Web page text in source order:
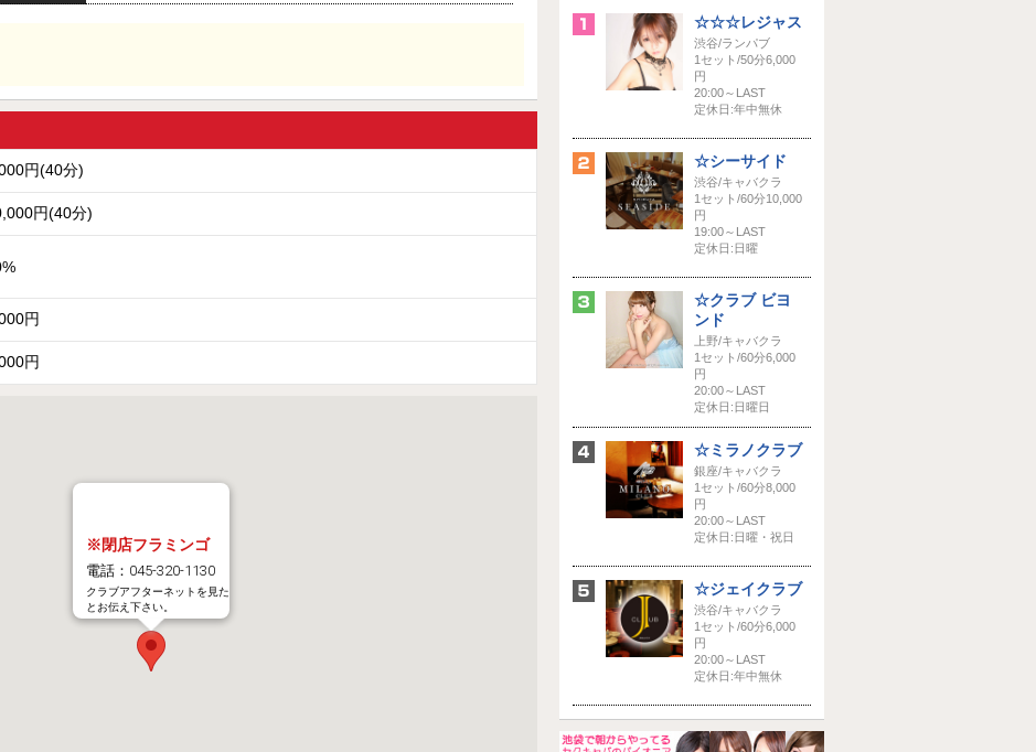
円(40分)
円(40分)
円
円
※閉店フラミンゴ
電話：045-320-1130
クラブアフターネットを見た
とお伝え下さい。
☆☆☆レジャス
渋谷/ランパブ
1セット/50分6,000
円
20:00～LAST
定休日:年中無休
☆シーサイド
渋谷/キャバクラ
1セット/60分10,000
円
19:00～LAST
定休日:日曜
☆クラブ ビヨ
ンド
上野/キャバクラ
1セット/60分6,000
円
20:00～LAST
定休日:日曜日
☆ミラノクラブ
銀座/キャバクラ
1セット/60分8,000
円
20:00～LAST
定休日:日曜・祝日
☆ジェイクラブ
渋谷/キャバクラ
1セット/60分6,000
円
20:00～LAST
定休日:年中無休